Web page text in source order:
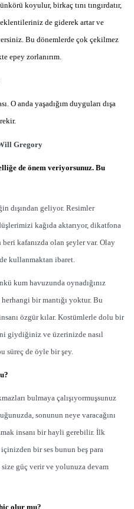
koyulur, birkaç tını tıngırdatır,
de giderek artar ve
Bu dönemlerde çok çekilmez
epey zorlanırım.
O anda yaşadığım duyguları dışa
Gregory
de önem veriyorsunuz. Bu
dışından geliyor. Resimler
kağıda aktarıyor, dikatfona
kafanızda olan şeyler var. Olay
kullanmaktan ibaret.
kum havuzunda oynadığınız
bir mantığı yoktur. Bu
özgür kılar. Kostümlerle dolu bir
giydiğiniz ve üzerinizde nasıl
süreç de öyle bir şey.
bulmaya çalışıyormuşsunuz
sonunun neye varacağını
insanı bir hayli gerebilir. İlk
içinizden bir ses bunun beş para
güç verir ve yolunuza devam
olur mu?